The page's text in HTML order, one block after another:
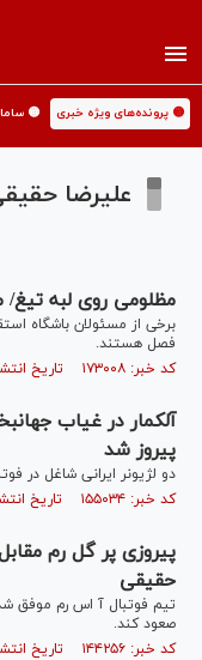
🟡 پرونده‌های ویژه خبری 🟡
علیرضا
مظلومی روی لبه تیغ/
برخی از مسئولان باشگاه
فصل هستند.
کد خبر: ۱۷۳۰۰۸ تاریخ انتشار : ۱۳۹۵/۰۲/۲۴
آلکمار در غیاب
پیروز شد
دو لژیونر ایرانی شاغل در
کد خبر: ۱۵۵۰۳۴ تاریخ انتشار : ۱۳۹۵/۰۱/۱۵
پیروزی پر گل رم
حقیقی
تیم فوتبال آ اس رم موفق
صعود کند.
کد خبر: ۱۴۴۲۵۶ تاریخ انتشار : ۱۳۹۴/۱۲/۱۵